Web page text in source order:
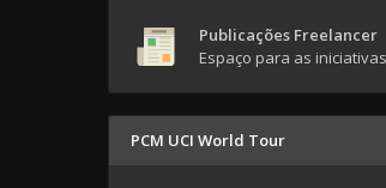
Publicações Freelancer
Espaço para as
PCM UCI World Tour